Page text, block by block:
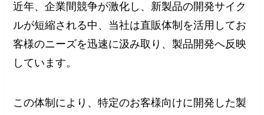
近年、企業間競争が激化し、新製品の開発サイク
ルが短縮される中、当社は直販体制を活用してお
客様のニーズを迅速に汲み取り、製品開発へ反映
しています。
この体制により、特定のお客様向けに開発した製